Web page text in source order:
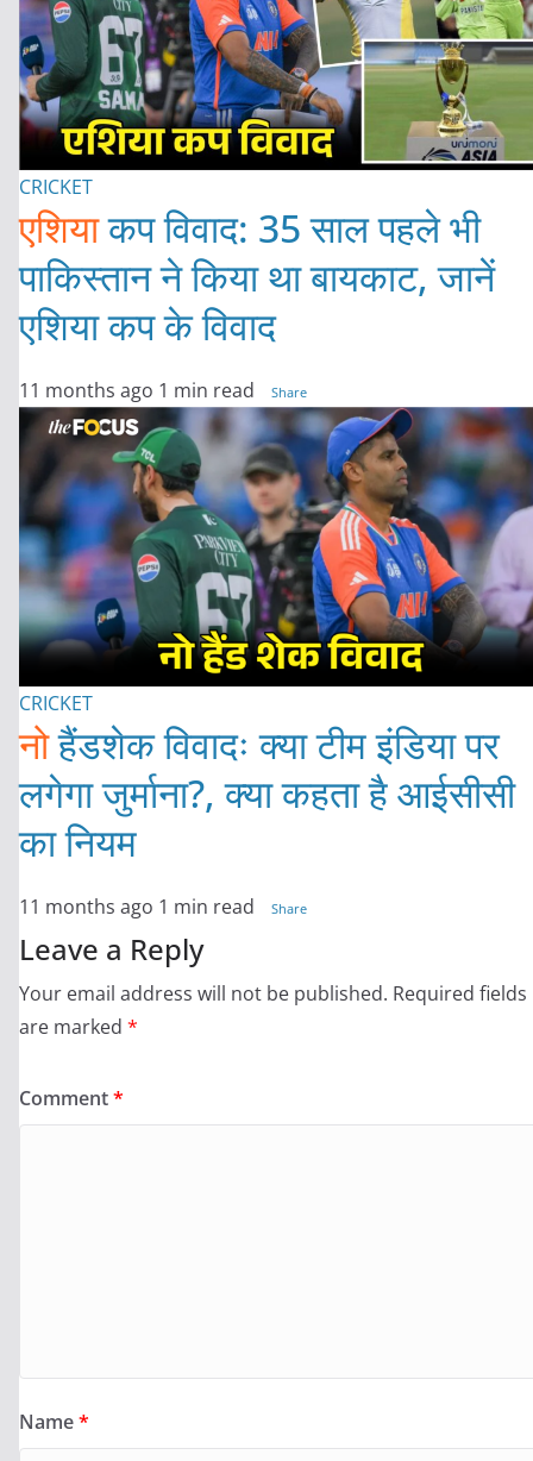
CRICKET
एशियाकप विवाद: 35 साल पहले भी
पाकिस्तान ने किया था बायकाट, जानें
एशिया कप के विवाद
11 months ago 1 min read Share
CRICKET
नोहैंडशेक विवादः क्या टीम इंडिया पर
लगेगा जुर्माना?, क्या कहता है आईसीसी
का नियम
11 months ago 1 min read Share
Leave a Reply
Your email address will not be published. Required fields
are marked *
Comment*
Name*